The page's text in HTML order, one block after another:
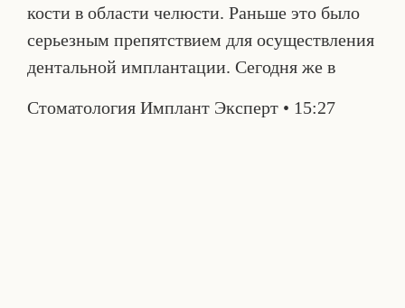
кости в области челюсти. Раньше это было
серьезным препятствием для осуществления
дентальной имплантации. Сегодня же в
Стоматология Имплант Эксперт 15:27